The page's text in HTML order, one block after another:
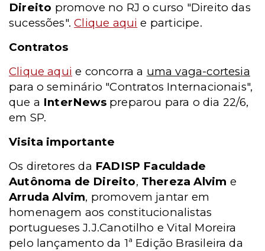
Direito promove no RJ o curso "Direito das
sucessões".Clique aqui e participe.
Contratos
Clique aqui e concorra a uma vaga-cortesia
para o seminário "Contratos Internacionais",
que a InterNewspreparou para o dia 22/6,
em SP.
Visita importante
Os diretores da FADISP Faculdade
Autônoma de Direito, Thereza Alvim e
Arruda Alvim, promovem jantar em
homenagem aos constitucionalistas
portugueses J.J.Canotilho e Vital Moreira
pelo lançamento da 1ª Edição Brasileira da